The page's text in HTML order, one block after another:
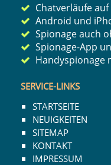
Chatverläufe
Android und
Spionage auch
Spionage-App
Handyspionage
SERVICE-LINKS
STARTSEITE
NEUIGKEITEN
SITEMAP
KONTAKT
IMPRESSUM